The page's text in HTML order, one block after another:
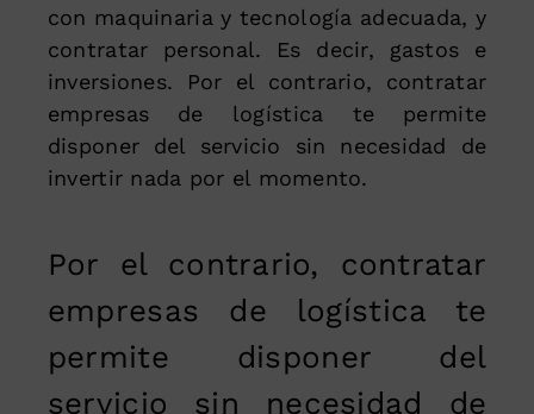
con maquinaria y tecnología adecuada, y
contratar personal. Es decir, gastos e
inversiones. Por el contrario, contratar
empresas de logística te permite
disponer del servicio sin necesidad de
invertir nada por el momento.
Por el contrario, contratar
empresas de logística te
permite disponer del
servicio sin necesidad de